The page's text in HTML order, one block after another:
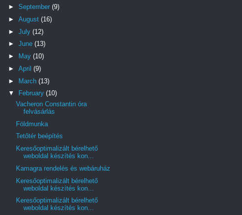
► September (9)
► August (16)
► July (12)
► June (13)
►
May (10)
► April (9)
► March (13)
▼
February (10)
Vacheron Constantin óra
felvásárlás
Földmunka
Tetőtér beépítés
Keresőoptimalizált bérelhető
weboldal készítés kon...
Kamagra rendelés és webáruház
Keresőoptimalizált bérelhető
weboldal készítés kon...
Keresőoptimalizált bérelhető
weboldal készítés kon...